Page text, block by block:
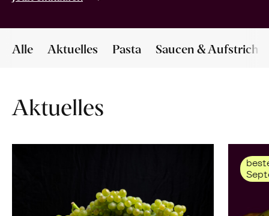
Alle Aktuelles Pasta Saucen & Aufstriche
Aktuelles